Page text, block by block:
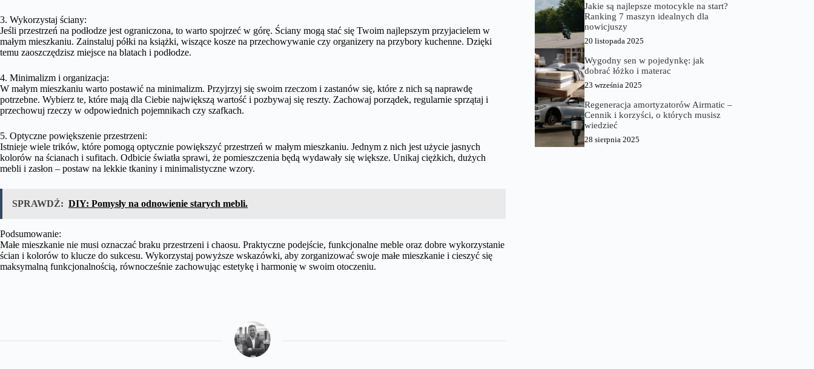
3. Wykorzystaj ściany:
Jeśli przestrzeń na podłodze jest ograniczona, to warto spojrzeć w górę. Ściany mogą stać się Twoim najlepszym przyjacielem w
małym mieszkaniu. Zainstaluj półki na książki, wiszące kosze na przechowywanie czy organizery na przybory kuchenne. Dzięki
temu zaoszczędzisz miejsce na blatach i podłodze.
4. Minimalizm i organizacja:
W małym mieszkaniu warto postawić na minimalizm. Przyjrzyj się swoim rzeczom i zastanów się, które z nich są naprawdę
potrzebne. Wybierz te, które mają dla Ciebie największą wartość i pozbywaj się reszty. Zachowaj porządek, regularnie sprzątaj i
przechowuj rzeczy w odpowiednich pojemnikach czy szafkach.
5. Optyczne powiększenie przestrzeni:
Istnieje wiele trików, które pomogą optycznie powiększyć przestrzeń w małym mieszkaniu. Jednym z nich jest użycie jasnych
kolorów na ścianach i sufitach. Odbicie światła sprawi, że pomieszczenia będą wydawały się większe. Unikaj ciężkich, dużych
mebli i zasłon – postaw na lekkie tkaniny i minimalistyczne wzory.
SPRAWDŹ: DIY: Pomysły na odnowienie starych mebli.
Podsumowanie:
Małe mieszkanie nie musi oznaczać braku przestrzeni i chaosu. Praktyczne podejście, funkcjonalne meble oraz dobre wykorzystanie
ścian i kolorów to klucze do sukcesu. Wykorzystaj powyższe wskazówki, aby zorganizować swoje małe mieszkanie i cieszyć się
maksymalną funkcjonalnością, równocześnie zachowując estetykę i harmonię w swoim otoczeniu.
Jakie są najlepsze motocykle na start?
Ranking 7 maszyn idealnych dla
nowicjuszy
20 listopada 2025
Wygodny sen w pojedynkę: jak
dobrać łóżko i materac
23 września 2025
Regeneracja amortyzatorów Airmatic –
Cennik i korzyści, o których musisz
wiedzieć
28 sierpnia 2025